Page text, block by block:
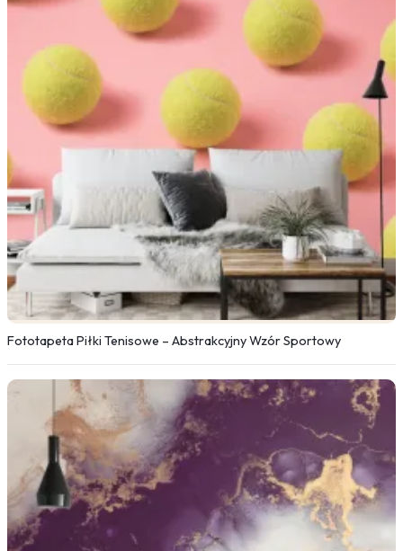
Fototapeta Piłki Tenisowe – Abstrakcyjny Wzór Sportowy